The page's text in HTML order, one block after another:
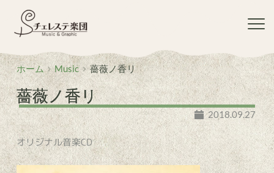
ツ
へ
ス
キ
ッ
ホーム Music 薔薇ノ香リ
薔薇ノ香リ
2018.09.27
オリジナル音楽CD